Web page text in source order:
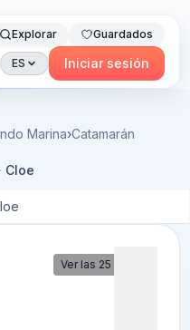
Explorar Guardados
ES Iniciar sesión
Marina›Catamarán
Cloe
Ver las 25 fotos